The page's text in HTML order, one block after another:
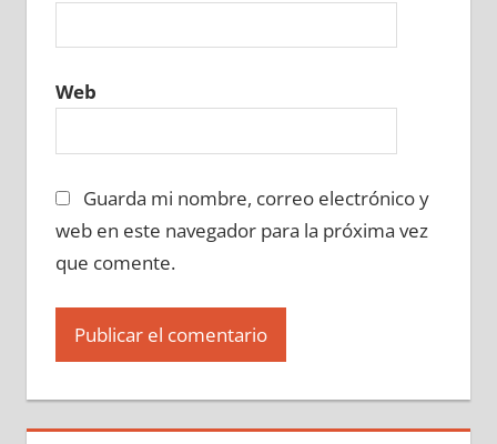
Web
Guarda mi nombre, correo electrónico y
web en este navegador para la próxima vez
que comente.